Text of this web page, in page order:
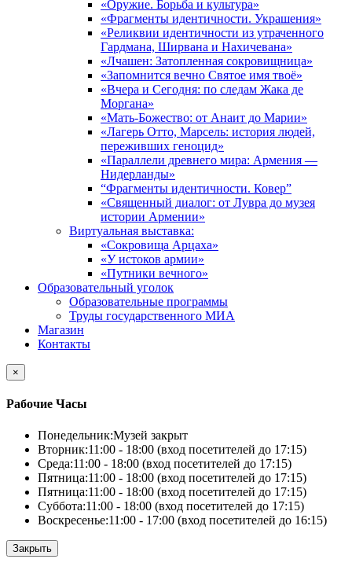
«Оружие. Борьба и культура»
«Фрагменты идентичности. Украшения»
«Реликвии идентичности из утраченного
Гардмана, Ширвана и Нахичевана»
«Лчашен: Затопленная сокровищница»
«Запомнится вечно Святое имя твоё»
«Вчера и Сегодня: по следам Жака де
Моргана»
«Мать-Божество: от Анаит до Марии»
«Лагерь Отто, Марсель: история людей,
переживших геноцид»
«Параллели древнего мира: Армения —
Нидерланды»
“Фрагменты идентичности. Ковер”
«Священный диалог: от Лувра до музея
истории Армении»
Виртуальная выставка:
«Сокровища Арцаха»
«У истоков армии»
«Путники вечного»
Образовательный уголок
Образовательные программы
Труды государственного МИА
Магазин
Контакты
×
Рабочие Часы
Понедельник:Музей закрыт
Вторник:11:00 - 18:00 (вход посетителей до 17:15)
Среда:11:00 - 18:00 (вход посетителей до 17:15)
Пятница:11:00 - 18:00 (вход посетителей до 17:15)
Пятница:11:00 - 18:00 (вход посетителей до 17:15)
Суббота:11:00 - 18:00 (вход посетителей до 17:15)
Воскресенье:11:00 - 17:00 (вход посетителей до 16:15)
Закрыть